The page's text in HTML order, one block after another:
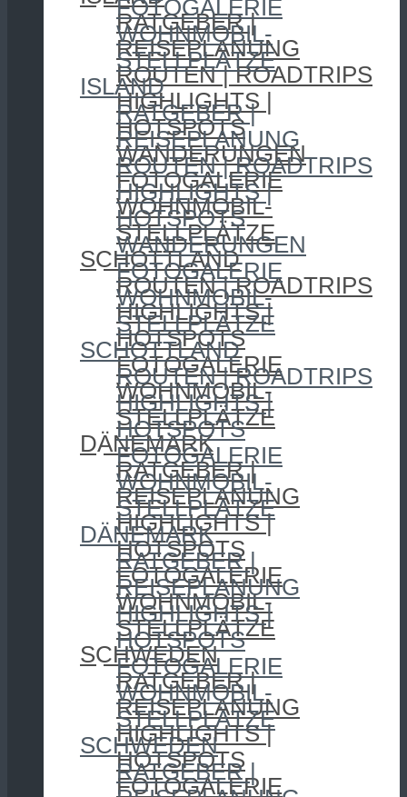
RATGEBER |
REISEPLANUNG
ROUTEN | ROADTRIPS
HIGHLIGHTS |
HOTSPOTS
WANDERUNGEN
FOTOGALERIE
WOHNMOBIL-
STELLPLÄTZE
SCHOTTLAND
ROUTEN | ROADTRIPS
HIGHLIGHTS |
HOTSPOTS
FOTOGALERIE
WOHNMOBIL-
STELLPLÄTZE
DÄNEMARK
RATGEBER |
REISEPLANUNG
HIGHLIGHTS |
HOTSPOTS
FOTOGALERIE
WOHNMOBIL-
STELLPLÄTZE
SCHWEDEN
RATGEBER |
REISEPLANUNG
HIGHLIGHTS |
HOTSPOTS
FOTOGALERIE
FOTOGALERIE
WOHNMOBIL-
STELLPLÄTZE
ISLAND
RATGEBER |
REISEPLANUNG
ROUTEN | ROADTRIPS
HIGHLIGHTS |
HOTSPOTS
WANDERUNGEN
FOTOGALERIE
WOHNMOBIL-
STELLPLÄTZE
SCHOTTLAND
ROUTEN | ROADTRIPS
HIGHLIGHTS |
HOTSPOTS
FOTOGALERIE
WOHNMOBIL-
STELLPLÄTZE
DÄNEMARK
RATGEBER |
REISEPLANUNG
HIGHLIGHTS |
HOTSPOTS
FOTOGALERIE
WOHNMOBIL-
STELLPLÄTZE
SCHWEDEN
RATGEBER |